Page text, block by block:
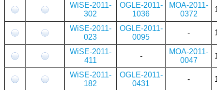
WiSE-2011-
302
OGLE-2011-
1036
MOA-2011-
0372
WiSE-2011-
023
OGLE-2011-
0095
-
WiSE-2011-
411
-
MOA-2011-
0047
WiSE-2011-
182
OGLE-2011-
0431
-